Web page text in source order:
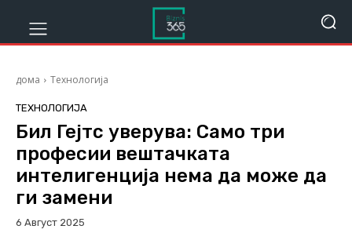
дома Технологија
ТЕХНОЛОГИЈА
Бил Гејтс уверува: Само три
професии вештачката
интелигенција нема да може да
ги замени
6 Август 2025